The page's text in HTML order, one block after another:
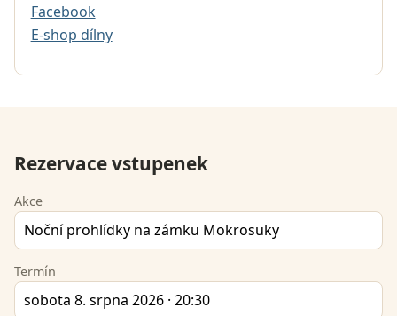
Facebook
E-shop dílny
Rezervace vstupenek
Akce
Termín